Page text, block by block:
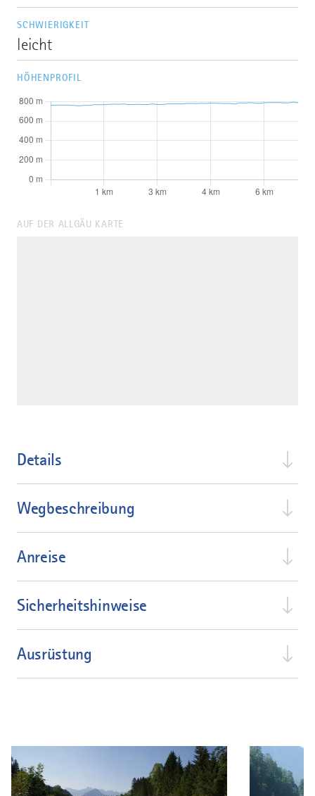
SCHWIERIGKEIT
leicht
HÖHENPROFIL
AUF DER ALLGÄU KARTE
Details
Wegbeschreibung
Anreise
Sicherheitshinweise
Ausrüstung